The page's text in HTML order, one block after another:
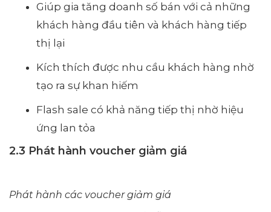
Giúp gia tăng doanh số bán với cả những
khách hàng đầu tiên và khách hàng tiếp
thị lại
Kích thích được nhu cầu khách hàng nhờ
tạo ra sự khan hiếm
Flash sale có khả năng tiếp thị nhờ hiệu
ứng lan tỏa
2.3 Phát hành voucher giảm giá
Phát hành các voucher giảm giá